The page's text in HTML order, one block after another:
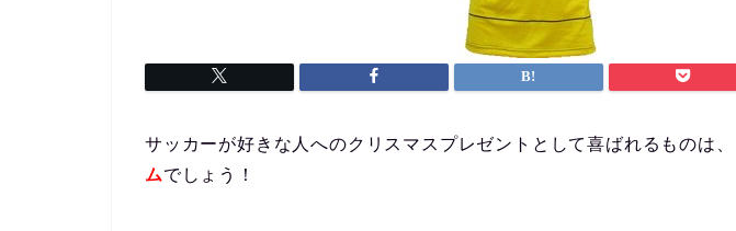
サッカーが好きな人へのクリスマスプレゼントとして喜ばれるものは、
ムでしょう！